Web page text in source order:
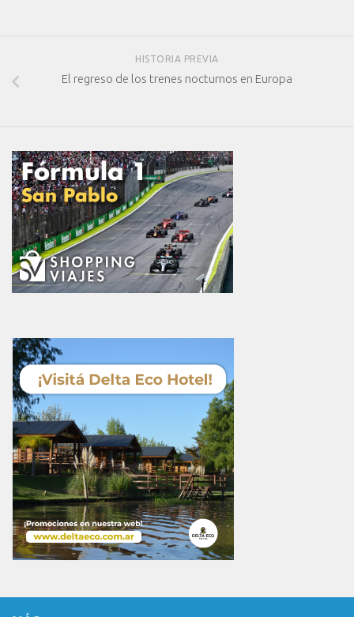
HISTORIA PREVIA
El regreso de los trenes nocturnos en Europa